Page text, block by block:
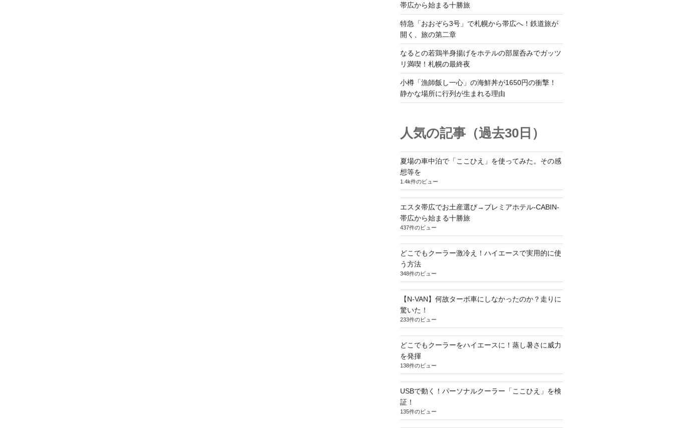
帯広から始まる十勝旅
特急「おおぞら3号」で札幌から帯広へ！鉄道旅が
開く、旅の第二章
なるとの若鶏半身揚げをホテルの部屋呑みでガッツ
リ満喫！札幌の最終夜
小樽「漁師飯し一心」の海鮮丼が1650円の衝撃！
静かな場所に行列が生まれる理由
人気の記事（過去30日）
夏場の車中泊で「ここひえ」を使ってみた。その感
想等を
1.4k件のビュー
エスタ帯広でお土産選び→プレミアホテル-CABIN-
帯広から始まる十勝旅
437件のビュー
どこでもクーラー激冷え！ハイエースで実用的に使
う方法
348件のビュー
【N-VAN】何故ターボ車にしなかったのか？走りに
驚いた！
233件のビュー
どこでもクーラーをハイエースに！蒸し暑さに威力
を発揮
138件のビュー
USBで動く！パーソナルクーラー「ここひえ」を検
証！
135件のビュー